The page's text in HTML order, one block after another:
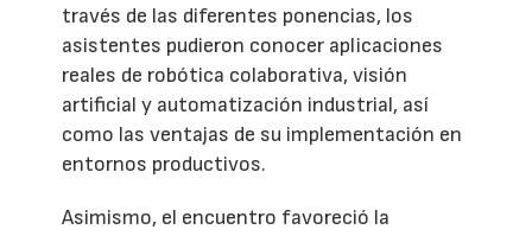
través de las diferentes ponencias, los
asistentes pudieron conocer aplicaciones
reales de robótica colaborativa, visión
artificial y automatización industrial, así
como las ventajas de su implementación en
entornos productivos.
Asimismo, el encuentro favoreció la